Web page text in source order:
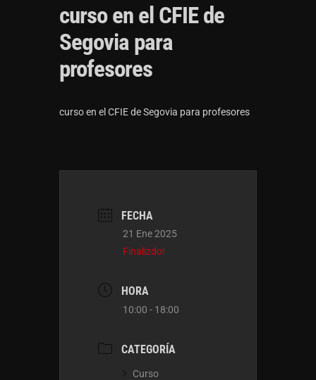
curso en el CFIE de
Segovia para
profesores
curso en el CFIE de Segovia para profesores
FECHA
21 Ene 2025
Finalizdo!
HORA
10:00 - 18:00
CATEGORÍA
Curso